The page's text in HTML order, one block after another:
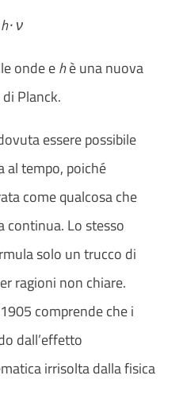
ν
onde ehè una nuova
Planck.
essere possibile
al tempo, poiché
come qualcosa che
continua. Lo stesso
solo un trucco di
ragioni non chiare.
comprende che i
dall’effetto
irrisolta dalla fisica